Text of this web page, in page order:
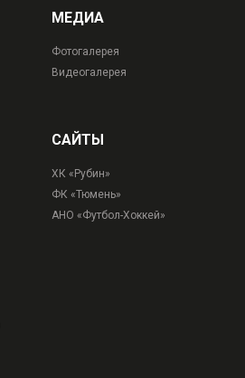
МЕДИА
Фотогалерея
Видеогалерея
САЙТЫ
ХК «Рубин»
ФК «Тюмень»
АНО «Футбол-Хоккей»